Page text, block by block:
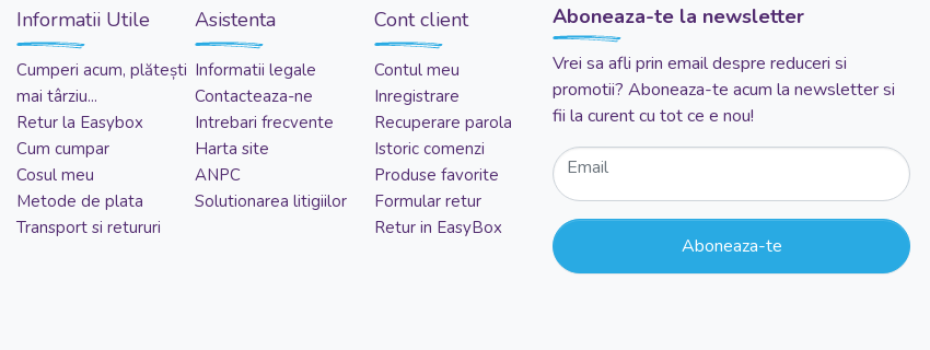
Informatii Utile
Cumperi acum, plătești
mai târziu...
Retur la Easybox
Cum cumpar
Cosul meu
Metode de plata
Transport si retururi
Asistenta
Informatii legale
Contacteaza-ne
Intrebari frecvente
Harta site
ANPC
Solutionarea litigiilor
Cont client
Contul meu
Inregistrare
Recuperare parola
Istoric comenzi
Produse favorite
Formular retur
Retur in EasyBox
Aboneaza-te la newsletter
Vrei sa afli prin email despre reduceri si
promotii? Aboneaza-te acum la newsletter si
fii la curent cu tot ce e nou!
Email
Aboneaza-te